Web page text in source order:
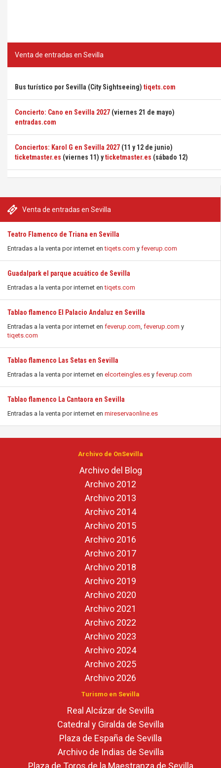
Venta de entradas en Sevilla
Teatro Flamenco de Triana en Sevilla
Entradas a la venta por internet entiqets.com y feverup.com
Guadalpark el parque acuático de Sevilla
Entradas a la venta por internet entiqets.com
Tablao flamenco El Palacio Andaluz en Sevilla
Entradas a la venta por internet en feverup.com, feverup.com y
tiqets.com
Tablao flamenco Las Setas en Sevilla
Entradas a la venta por internet en elcorteingles.es y feverup.com
Tablao flamenco La Cantaora en Sevilla
Entradas a la venta por internet en mireservaonline.es
Venta de entradas en Sevilla
Bus turístico por Sevilla (City Sightseeing) tiqets.com
Concierto: Cano en Sevilla 2027 (viernes 21 de mayo)
entradas.com
Conciertos: Karol G en Sevilla 2027 (11 y 12 de junio)
ticketmaster.es (viernes 11) yticketmaster.es (sábado 12)
Archivo de OnSevilla
Archivo del Blog
Archivo 2012
Archivo 2013
Archivo 2014
Archivo 2015
Archivo 2016
Archivo 2017
Archivo 2018
Archivo 2019
Archivo 2020
Archivo 2021
Archivo 2022
Archivo 2023
Archivo 2024
Archivo 2025
Archivo 2026
Turismo en Sevilla
Real Alcázar de Sevilla
Catedral y Giralda de Sevilla
Plaza de España de Sevilla
Archivo de Indias de Sevilla
Plaza de Toros de la Maestranza de Sevilla